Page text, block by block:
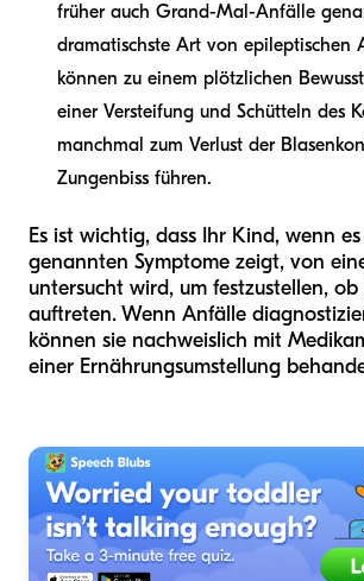
früher auch Grand-Mal-Anfälle
dramatischste Art von epileptischen
können zu einem plötzlichen
einer Versteifung und Schütteln des
manchmal zum Verlust der
Zungenbiss führen.
Es ist wichtig, dass Ihr Kind, wenn
genannten Symptome zeigt, von
untersucht wird, um festzustellen,
auftreten. Wenn Anfälle
können sie nachweislich mit
einer Ernährungsumstellung